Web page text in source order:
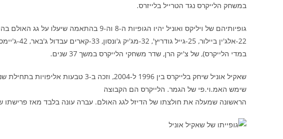
במשחק הלייקרס נגד הטרייל בלייזרס.
במדי הלייקרס), של צ'יק הרן, שדר משחקי הלייקרס במשך 37 שנים.
שימש האמ.וי.פי של הגמר. הלייקרס הם הקבוצה
הראשונה שמעלה את חולצתו של הדיזל לגג האולם. עברה עונה בלבד מאז פרישתו